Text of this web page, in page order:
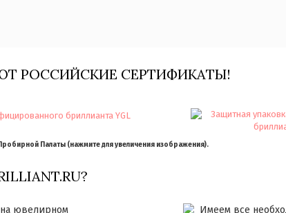
РОССИЙСКИЕ СЕРТИФИКАТЫ!
Палаты (нажмите для увеличения изображения).